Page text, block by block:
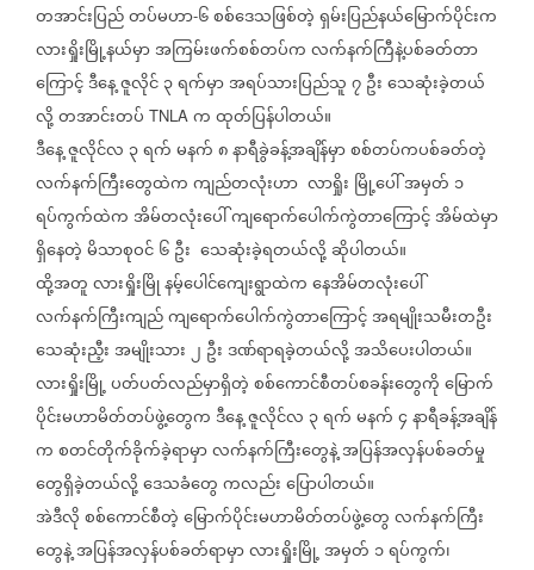
တအာင်းပြည်တပ်မဟာ-၆စစ်ဒေသဖြစ်တဲ့ရှမ်းပြည်နယ်မြောက်ပိုင်းက
လားရှိုးမြို့နယ်မှာအကြမ်းဖက်စစ်တပ်ကလက်နက်ကြီနဲ့ပစ်ခတ်တာ
ကြောင့်ဒီနေ့ဇူလိုင်၃ရက်မှာအရပ်သားပြည်သူ၇ဦးသေဆုံးခဲ့တယ်
လို့တအာင်းတပ် TNLA ကထုတ်ပြန်ပါတယ်။
ဒီနေ့ဇူလိုင်လ ၃ရက်မနက်၈နာရီခွဲခန့်အချိန်မှာစစ်တပ်ကပစ်ခတ်တဲ့
လက်နက်ကြီးတွေထဲကကျည်တလုံးဟာ လာရှိုး မြို့ပေါ်အမှတ် ၁
ရပ်ကွက်ထဲကအိမ်တလုံးပေါ်ကျရောက်ပေါက်ကွဲတာကြောင့်အိမ်ထဲမှာ
ရှိနေတဲ့မိသာစုဝင်၆ဦး သေဆုံးခဲ့ရတယ်လို့ဆိုပါတယ်။
ထို့အတူလားရှိုးမြိုနမ့်ပေါင်ကျေးရွာထဲကနေအိမ်တလုံးပေါ်
လက်နက်ကြီးကျည်ကျရောက်ပေါက်ကွဲတာကြောင့်အရမျိုးသမီးတဦး
သေဆုံးညီ့းအမျိုးသား၂ ဦးဒဏ်ရာရခဲ့တယ်လို့အသိပေးပါတယ်။
လားရှိုးမြို့ပတ်ပတ်လည်မှာရှိတဲ့စစ်ကောင်စီတပ်စခန်းတွေကိုမြောက်
ပိုင်းမဟာမိတ်တပ်ဖွဲ့တွေကဒီနေ့ဇူလိုင်လ ၃ရက်မနက်၄နာရီခန့်အချိန်
ကစတင်တိုက်ခိုက်ခဲ့ရာမှာလက်နက်ကြီးတွေနဲ့အပြန်အလှန်ပစ်ခတ်မှု
တွေရှိခဲ့တယ်လို့ဒေသခံတွေကလည်းပြောပါတယ်။
အဲဒီလိုစစ်ကောင်စီတဲ့မြောက်ပိုင်းမဟာမိတ်တပ်ဖွဲ့တွေလက်နက်ကြီး
တွေနဲ့အပြန်အလှန်ပစ်ခတ်ရာမှာလားရှိုးမြို့အမှတ် ၁ရပ်ကွက်၊